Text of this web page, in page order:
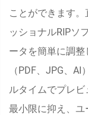
ことができます
ッショナルRIPソ
ータを簡単に調
（PDF、JPG、
ルタイムでプレ
最小限に抑え、ユ